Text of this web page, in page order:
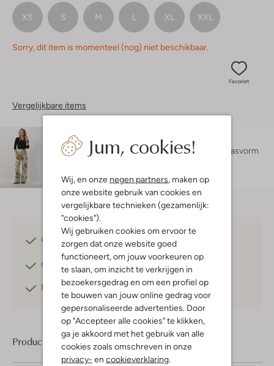
Jum, cookies!
Wij, en onze negen partners , maken op
onze website gebruik van cookies en
vergelijkbare technieken (gezamenlijk:
"cookies").
Wij gebruiken cookies om ervoor te
zorgen dat onze website goed
functioneert, om jouw voorkeuren op
te slaan, om inzicht te verkrijgen in
bezoekersgedrag en om een profiel op
te bouwen van jouw online gedrag voor
gepersonaliseerde advertenties. Door
op "Accepteer alle cookies" te klikken,
ga je akkoord met het gebruik van alle
cookies zoals omschreven in onze
privacy- en cookieverklaring
XS S M L XL XXL
Sorry, dit item is momenteel (nog) niet beschikbaar.
Favoriet
Vergelijkbare items
Maatadvies
Amy is 1 meter 78 lang en draagt maat s.
De pasvorm
Gratis verzending vanaf €75,-
Gratis retourneren binnen 30 dagen*
Betaal achterafmet Klarna
Product informatie